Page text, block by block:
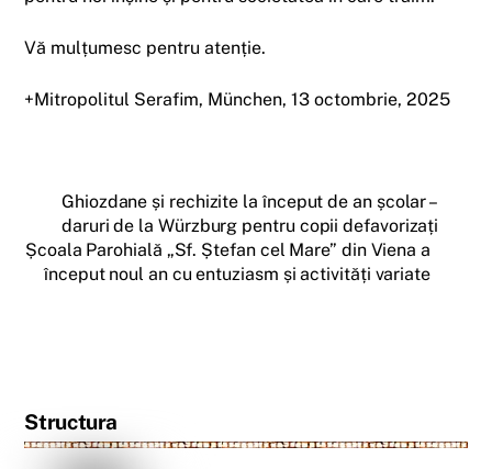
Vă mulțumesc pentru atenție.
+Mitropolitul Serafim, München, 13 octombrie, 2025
Ghiozdane și rechizite la început de an școlar –
daruri de la Würzburg pentru copii defavorizați
Școala Parohială „Sf. Ștefan cel Mare” din Viena a
început noul an cu entuziasm și activități variate
Structura